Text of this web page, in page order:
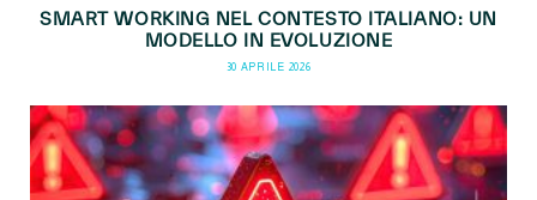
SMART WORKING NEL CONTESTO ITALIANO: UN
MODELLO IN EVOLUZIONE
30 APRILE 2026